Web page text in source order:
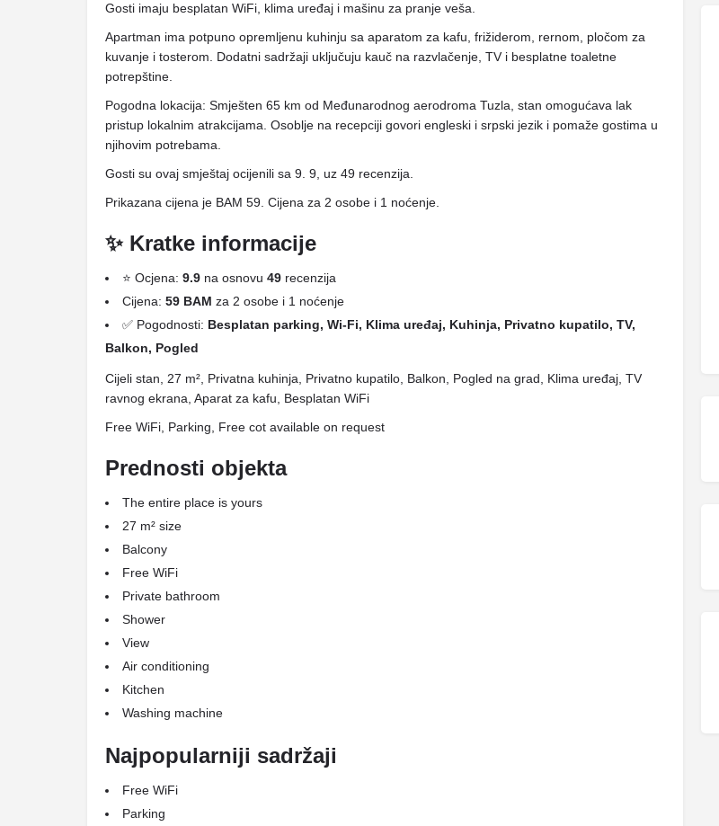
Gosti imaju besplatan WiFi, klima uređaj i mašinu za pranje veša.
Apartman ima potpuno opremljenu kuhinju sa aparatom za kafu, frižiderom, rernom, pločom za
kuvanje i tosterom. Dodatni sadržaji uključuju kauč na razvlačenje, TV i besplatne toaletne
potrepštine.
Pogodna lokacija: Smješten 65 km od Međunarodnog aerodroma Tuzla, stan omogućava lak
pristup lokalnim atrakcijama. Osoblje na recepciji govori engleski i srpski jezik i pomaže gostima u
njihovim potrebama.
Gosti su ovaj smještaj ocijenili sa 9. 9, uz 49 recenzija.
Prikazana cijena je BAM 59. Cijena za 2 osobe i 1 noćenje.
✨ Kratke informacije
⭐ Ocjena: 9.9 na osnovu 49 recenzija
Cijena: 59 BAM za 2 osobe i 1 noćenje
✅ Pogodnosti: Besplatan parking, Wi-Fi, Klima uređaj, Kuhinja, Privatno kupatilo, TV,
Balkon, Pogled
Cijeli stan, 27 m², Privatna kuhinja, Privatno kupatilo, Balkon, Pogled na grad, Klima uređaj, TV
ravnog ekrana, Aparat za kafu, Besplatan WiFi
Free WiFi, Parking, Free cot available on request
Prednosti objekta
The entire place is yours
27 m² size
Balcony
Free WiFi
Private bathroom
Shower
View
Air conditioning
Kitchen
Washing machine
Najpopularniji sadržaji
Free WiFi
Parking